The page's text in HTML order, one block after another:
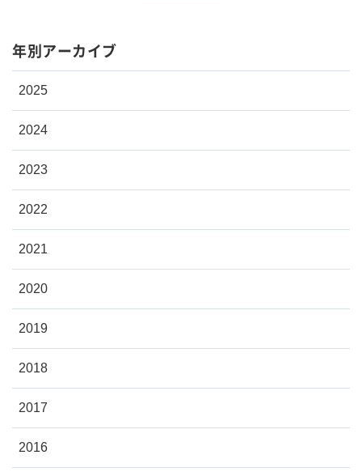
年別アーカイブ
2025
2024
2023
2022
2021
2020
2019
2018
2017
2016